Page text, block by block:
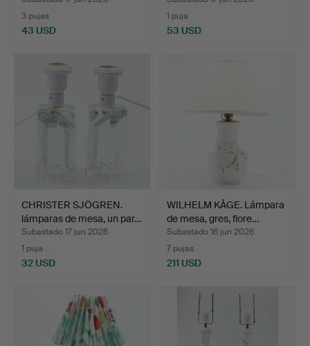
3 pujas
43 USD
1 puja
53 USD
CHRISTER SJÖGREN.
lámparas de mesa, un par…
Subastado 17 jun 2026
1 puja
32 USD
WILHELM KÅGE. Lámpara
de mesa, gres, flore…
Subastado 16 jun 2026
7 pujas
211 USD